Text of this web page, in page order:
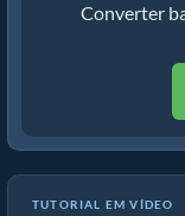
Converter
TUTORIAL EM VÍDEO